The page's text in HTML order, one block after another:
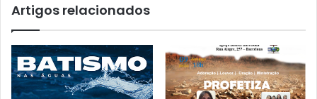
Artigos relacionados